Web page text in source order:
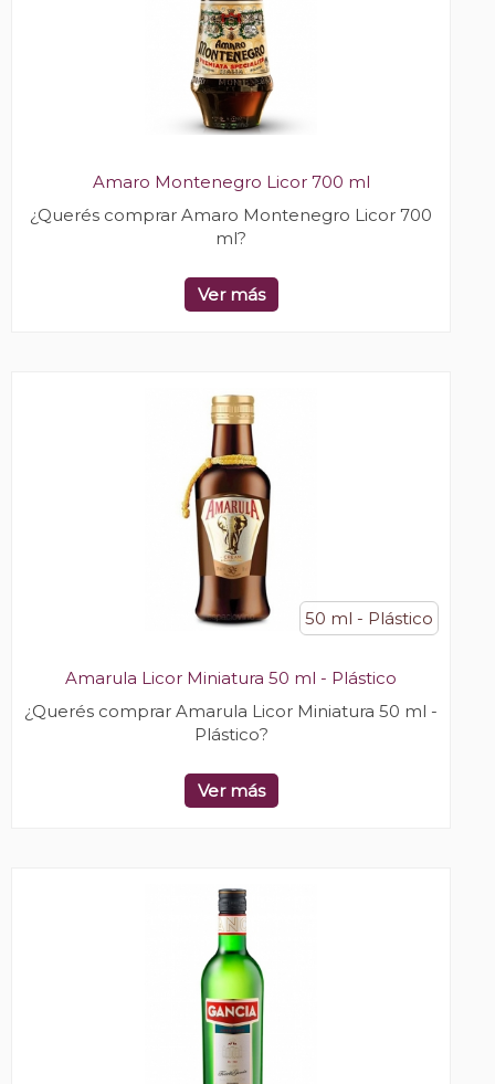
Amaro Montenegro Licor 700 ml
¿Querés comprar Amaro Montenegro Licor 700
ml?
Ver más
50 ml - Plástico
Amarula Licor Miniatura 50 ml - Plástico
¿Querés comprar Amarula Licor Miniatura 50 ml -
Plástico?
Ver más